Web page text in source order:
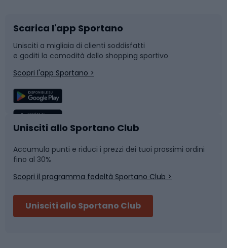
Bushcraft
Corsa
Sport di squadra
Caschi da ciclismo
Skitouring
Slitte e slittini
Snowboard
Camminata nordica
Nuoto
Pattinaggio
Scarica l'app Sportano
Unisciti a migliaia di clienti soddisfatti
e goditi la comodità dello shopping sportivo
Scopri l'app Sportano >
Unisciti allo Sportano Club
Accumula punti e riduci i prezzi dei tuoi prossimi ordini
fino al 30%
Scopri il programma fedeltà Sportano Club >
Unisciti allo Sportano Club